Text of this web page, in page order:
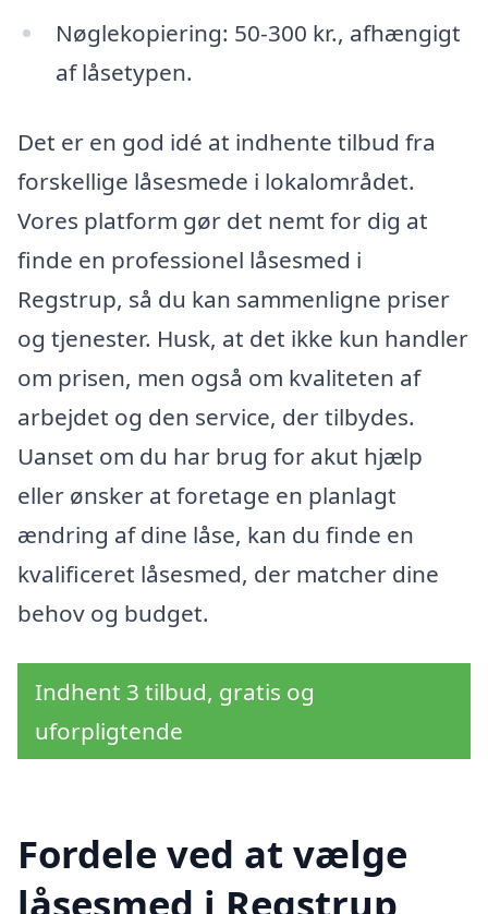
Nøglekopiering: 50-300 kr., afhængigt
af låsetypen.
Det er en god idé at indhente tilbud fra
forskellige låsesmede i lokalområdet.
Vores platform gør det nemt for dig at
finde en professionel låsesmed i
Regstrup, så du kan sammenligne priser
og tjenester. Husk, at det ikke kun handler
om prisen, men også om kvaliteten af
arbejdet og den service, der tilbydes.
Uanset om du har brug for akut hjælp
eller ønsker at foretage en planlagt
ændring af dine låse, kan du finde en
kvalificeret låsesmed, der matcher dine
behov og budget.
Indhent 3 tilbud, gratis og
uforpligtende
Fordele ved at vælge